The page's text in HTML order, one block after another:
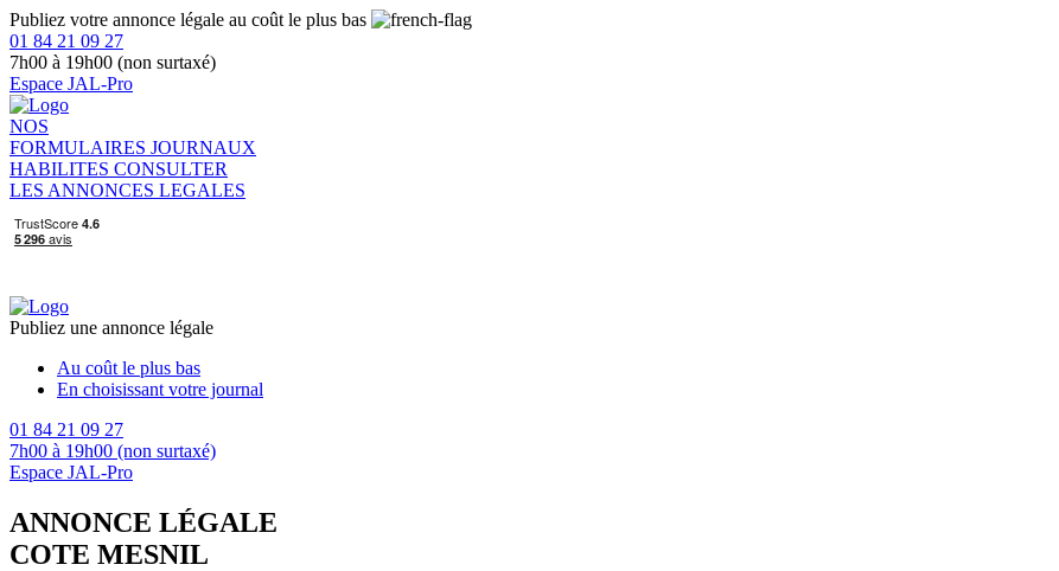
Publiez votre annonce légale au coût le plus bas
01 84 21 09 27
7h00 à 19h00 (non surtaxé)
Espace JAL-Pro
NOS
FORMULAIRES JOURNAUX
HABILITES CONSULTER
LES ANNONCES LEGALES
Publiez une annonce légale
Au coût le plus bas
En choisissant votre journal
01 84 21 09 27
7h00 à 19h00 (non surtaxé)
Espace JAL-Pro
ANNONCE LÉGALE
COTE MESNIL